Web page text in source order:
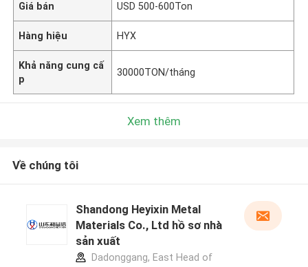
Giá bán USD 500-600Ton
Hàng hiệu HYX
Khả năng cung cấ
p
30000TON/tháng
Xem thêm
Về chúng tôi
Shandong Heyixin Metal
Materials Co., Ltd hồ sơ nhà
sản xuất
Dadonggang, East Head of